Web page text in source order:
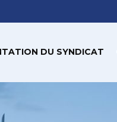
DU SYNDICAT